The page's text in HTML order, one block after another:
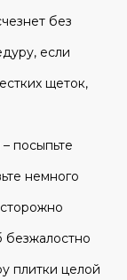
без
если
щеток,
посыпьте
немного
безжалостно
плитки целой